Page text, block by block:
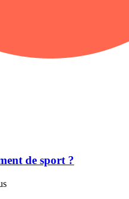
de sport ?